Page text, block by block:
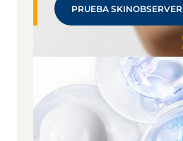
PRUEBA SKINOBSERVER